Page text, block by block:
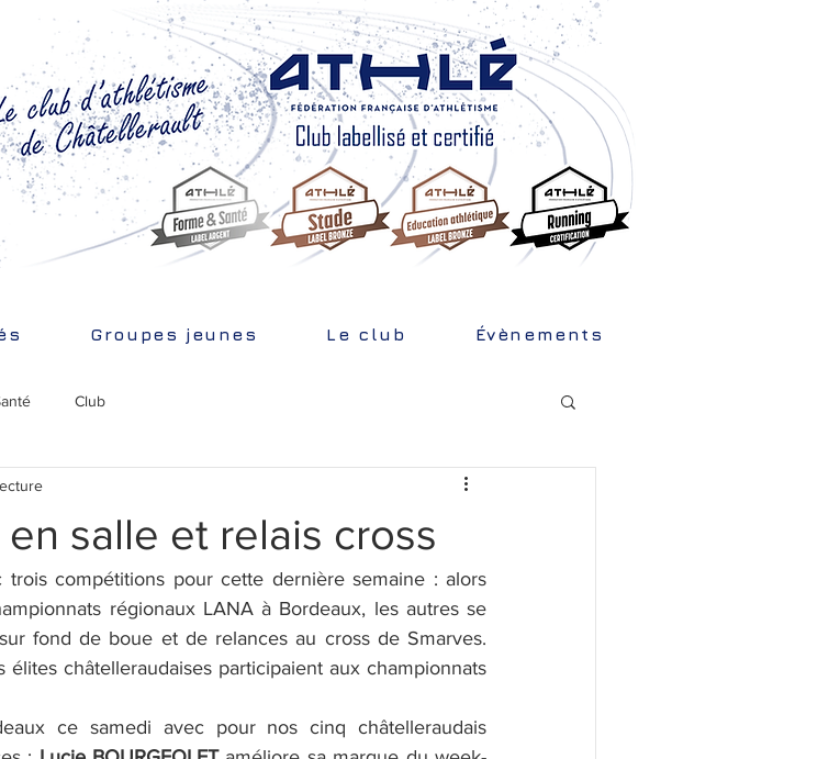
Groupes jeunes Le club Évènements
Club
salle et relais cross
compétitions pour cette dernière semaine : alors
régionaux LANA à Bordeaux, les autres se
fond de boue et de relances au cross de Smarves.
châtelleraudaises participaient aux championnats
ce samedi avec pour nos cinq châtelleraudais